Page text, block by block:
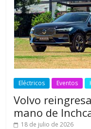
Eléctricos Eventos
Volvo
mano de
18 de julio de 2026